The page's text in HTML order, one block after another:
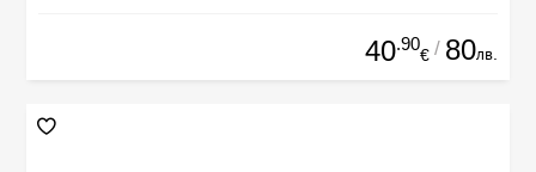
40.90
€ / 80лв.